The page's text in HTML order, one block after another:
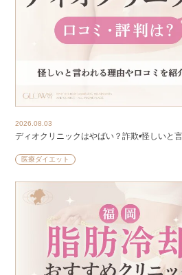
2026.08.03
ディオクリニックはやばい？詐欺•怪しいと
医療ダイエット